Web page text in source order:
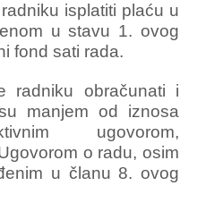
isplatiti plaću u
u stavu 1. ovog
fond sati rada.
radniku obračunati i
manjem od iznosa
ugovorom,
o radu, osim
u članu 8. ovog